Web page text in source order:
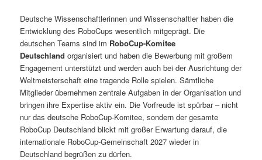
Deutsche Wissenschaftlerinnen und Wissenschaftler haben die
Entwicklung des RoboCups wesentlich mitgeprägt. Die
deutschen Teams sind im RoboCup-Komitee
Deutschland organisiert und haben die Bewerbung mit großem
Engagement unterstützt und werden auch bei der Ausrichtung der
Weltmeisterschaft eine tragende Rolle spielen. Sämtliche
Mitglieder übernehmen zentrale Aufgaben in der Organisation und
bringen ihre Expertise aktiv ein. Die Vorfreude ist spürbar – nicht
nur das deutsche RoboCup-Komitee, sondern der gesamte
RoboCup Deutschland blickt mit großer Erwartung darauf, die
internationale RoboCup-Gemeinschaft 2027 wieder in
Deutschland begrüßen zu dürfen.